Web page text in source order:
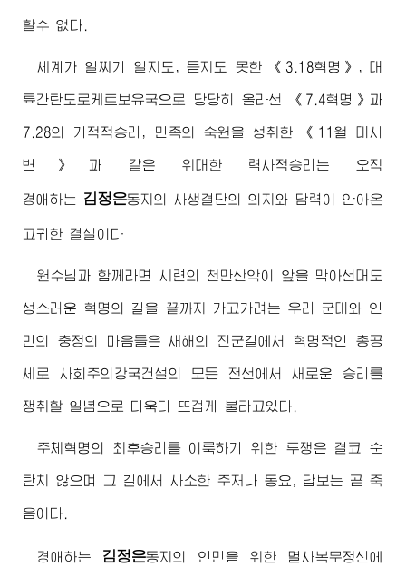
할수 없다.
세계가 일찌기 알지도, 듣지도 못한 《3.18혁명》, 대
륙간탄도로케트보유국으로 당당히 올라선 《7.4혁명》과
7.28의 기적적승리, 민족의 숙원을 성취한 《11월 대사
변》과 같은 위대한 력사적승리는 오직
경애하는 김정은동지 의 사생결단의 의지와 담력이 안아온
고귀한 결실이다
원수님 과 함께라면 시련의 천만산악이 앞을 막아선대도
성스러운 혁명의 길을 끝까지 가고가려는 우리 군대와 인
민의 충정의 마음들은 새해의 진군길에서 혁명적인 총공
세로 사회주의강국건설의 모든 전선에서 새로운 승리를
쟁취할 일념으로 더욱더 뜨겁게 불타고있다.
주체혁명의 최후승리를 이룩하기 위한 투쟁은 결코 순
탄치 않으며 그 길에서 사소한 주저나 동요, 답보는 곧 죽
음이다.
경애하는 김정은동지의 인민을 위한 멸사복무정신에